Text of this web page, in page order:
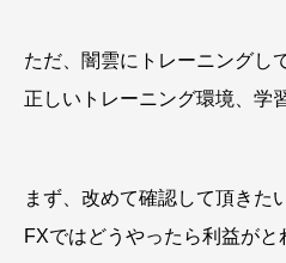
ただ、闇雲にトレーニングし
正しいトレーニング環境、学
まず、改めて確認して頂きた
FXではどうやったら利益が